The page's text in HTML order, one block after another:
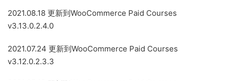
2021.08.18 更新到WooCommerce Paid Courses
v3.13.0.2.4.0
2021.07.24 更新到WooCommerce Paid Courses
v3.12.0.2.3.3